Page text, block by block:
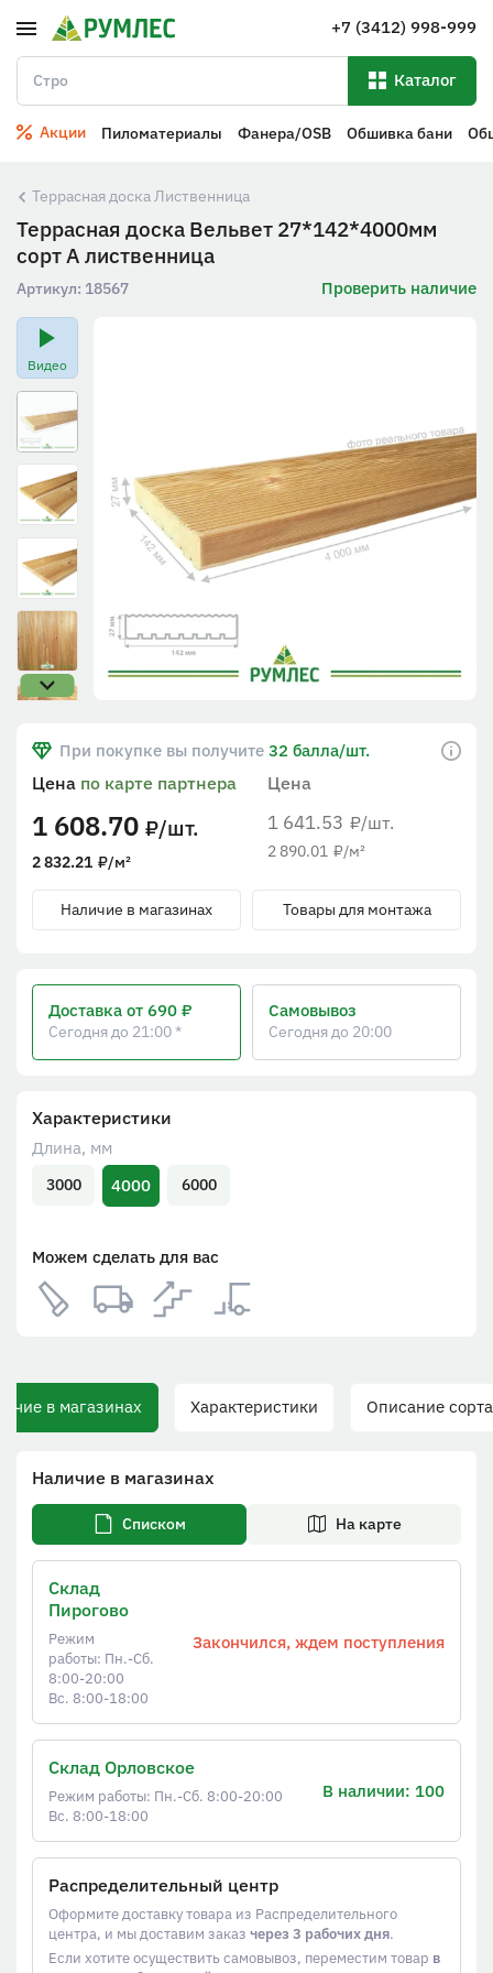
+7 (3412) 998-999
Каталог
Акции Пиломатериалы Фанера/OSB Обшивка бани
Террасная доска Лиственница
Террасная доска Вельвет 27*142*4000мм
сорт А лиственница
Артикул: 18567 Проверить наличие
Видео
Характеристики
Длина, мм
3000 4000 6000
Можем сделать для вас
При покупке вы получите 32 балла/шт.
Цена
1 641.53 ₽/шт.
2 890.01 ₽/м²
Цена по карте партнера
1 608.70 ₽/шт.
2 832.21 ₽/м²
Наличие в магазинах Товары для монтажа
Доставка от 690 ₽
Сегодня до 21:00 *
Самовывоз
Сегодня до 20:00
в магазинах Характеристики Описание сорта
Наличие в магазинах
Списком На карте
Склад
Пирогово
Режим
работы: Пн.-Сб.
8:00-20:00
Вс. 8:00-18:00
Закончился, ждем поступления
Склад Орловское
Режим работы: Пн.-Сб. 8:00-20:00
Вс. 8:00-18:00
В наличии: 100
Распределительный центр
Оформите доставку товара из Распределительного
центра, и мы доставим заказ через 3 рабочих дня.
Если хотите осуществить самовывоз, переместим товар в